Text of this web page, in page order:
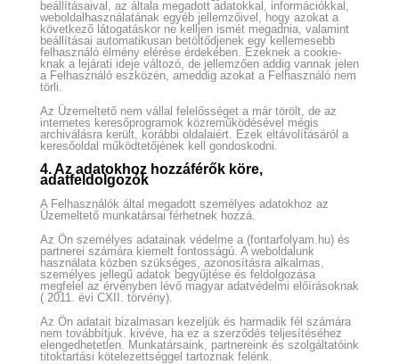
beállításaival, az általa megadott adatokkal, információkkal,
weboldalhasználatának egyéb jellemzőivel, hogy azokat a
következő látogatáskor ne kelljen ismét megadnia, valamint
beállításai automatikusan betöltődjenek egy kellemesebb
felhasználó élmény elérése érdekében. Ezeknek a cookie-
knak a lejárati ideje változó, de jellemzően addig vannak jelen
a Felhasználó eszközén, ameddig azokat a Felhasználó nem
törli.
Az Üzemeltető nem vállal felelősséget a már törölt, de az
internetes keresőprogramok közreműködésével mégis
archiválásra került, korábbi oldalaiért. Ezek eltávolításáról a
keresőoldal működtetőjének kell gondoskodni.
4. Az adatokhoz hozzáférők köre,
adatfeldolgozók
A Felhasználók által megadott személyes adatokhoz az
Üzemeltető munkatársai férhetnek hozzá.
Az Ön személyes adatainak védelme a (fontarfolyam.hu) és
partnerei számára kiemelt fontosságú. A weboldalunk
használata közben szükséges, azonosításra alkalmas,
személyes jellegű adatok begyűjtése és feldolgozása
megfelel az érvényben lévő magyar adatvédelmi előírásoknak
( 2011. évi CXII. törvény).
Az Ön adatait bizalmasan kezeljük és harmadik fél számára
nem továbbítjuk. kivéve, ha ez a szerződés teljesítéséhez
elengedhetetlen. Munkatársaink, partnereink és szolgáltatóink
titoktartási kötelezettséggel tartoznak felénk.